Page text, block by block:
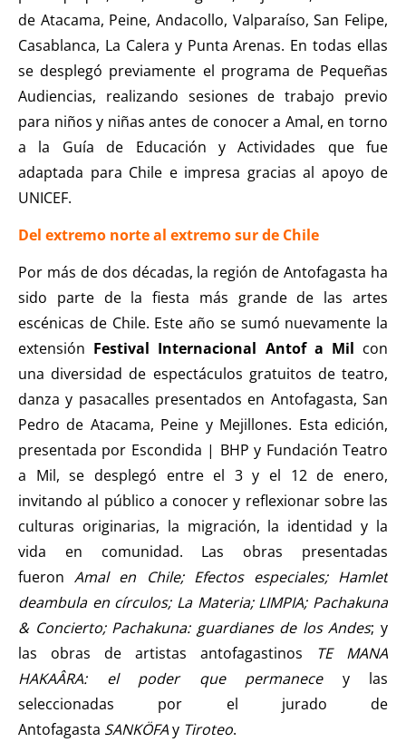
de Atacama, Peine, Andacollo, Valparaíso, San Felipe,
Casablanca, La Calera y Punta Arenas. En todas ellas
se desplegó previamente el programa de Pequeñas
Audiencias, realizando sesiones de trabajo previo
para niños y niñas antes de conocer a Amal, en torno
a la Guía de Educación y Actividades que fue
adaptada para Chile e impresa gracias al apoyo de
UNICEF.
Del extremo norte al extremo sur de Chile
Por más de dos décadas, la región de Antofagasta ha
sido parte de la fiesta más grande de las artes
escénicas de Chile. Este año se sumó nuevamente la
extensión Festival Internacional Antof a Mil con
una diversidad de espectáculos gratuitos de teatro,
danza y pasacalles presentados en Antofagasta, San
Pedro de Atacama, Peine y Mejillones. Esta edición,
presentada por Escondida | BHP y Fundación Teatro
a Mil, se desplegó entre el 3 y el 12 de enero,
invitando al público a conocer y reflexionar sobre las
culturas originarias, la migración, la identidad y la
vida en comunidad. Las obras presentadas
fueron Amal en Chile; Efectos especiales; Hamlet
deambula en círculos; La Materia; LIMPIA; Pachakuna
& Concierto; Pachakuna: guardianes de los Andes; y
las obras de artistas antofagastinos TE MANA
HAKAÂRA: el poder que permanecey las
seleccionadas por el jurado de
Antofagasta SANKÖFAy Tiroteo.